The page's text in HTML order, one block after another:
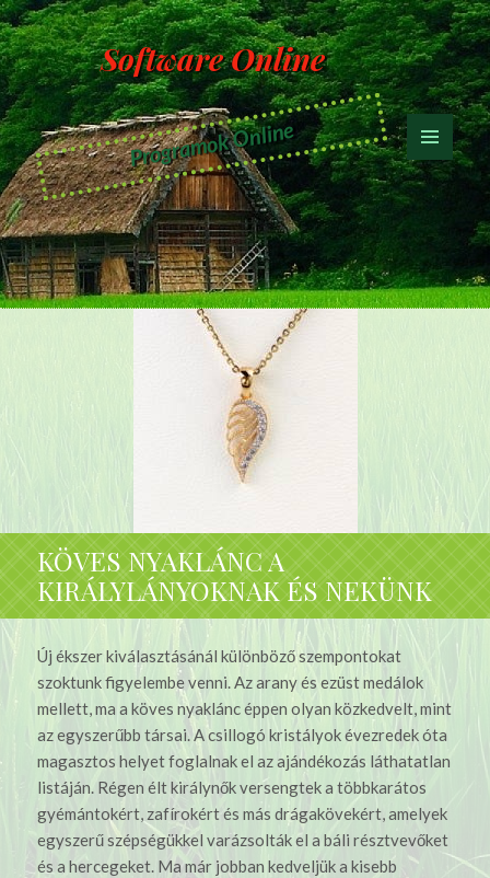
Software Online
Programok Online
MENÜ
ÉS
WIDGETEK
KÖVES NYAKLÁNC A
KIRÁLYLÁNYOKNAK ÉS NEKÜNK
Új ékszer kiválasztásánál különböző szempontokat
szoktunk figyelembe venni. Az arany és ezüst medálok
mellett, ma a köves nyaklánc éppen olyan közkedvelt, mint
az egyszerűbb társai. A csillogó kristályok évezredek óta
magasztos helyet foglalnak el az ajándékozás láthatatlan
listáján. Régen élt királynők versengtek a többkarátos
gyémántokért, zafírokért és más drágakövekért, amelyek
egyszerű szépségükkel varázsolták el a báli résztvevőket
és a hercegeket. Ma már jobban kedveljük a kisebb